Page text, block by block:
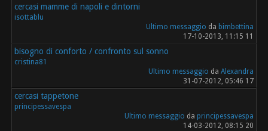
cercasi mamme di napoli e dintorni
isottablu
Ultimo messaggio da bimbettina
17-10-2013, 11:15 11
bisogno di conforto / confronto sul sonno
cristina81
Ultimo messaggio da Alexandra
31-07-2012, 05:46 17
cercasi tappetone
principessavespa
Ultimo messaggio da principessavespa
14-03-2012, 08:15 20